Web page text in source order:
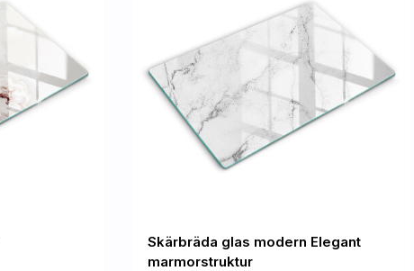
Skärbräda glas modern Elegant
marmorstruktur